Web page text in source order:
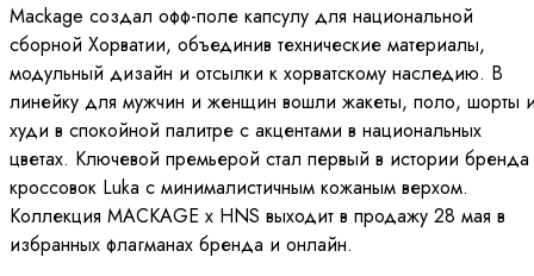
Mackage создал офф-поле капсулу для национальной
сборной Хорватии, объединив технические материалы,
модульный дизайн и отсылки к хорватскому наследию. В
линейку для мужчин и женщин вошли жакеты, поло, шорты
худи в спокойной палитре с акцентами в национальных
цветах. Ключевой премьерой стал первый в истории бренда
кроссовок Luka с минималистичным кожаным верхом.
Коллекция MACKAGE x HNS выходит в продажу 28 мая в
избранных флагманах бренда и онлайн.